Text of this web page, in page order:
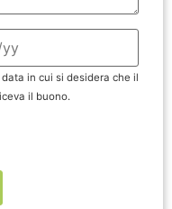
in cui si desidera che il
il buono.